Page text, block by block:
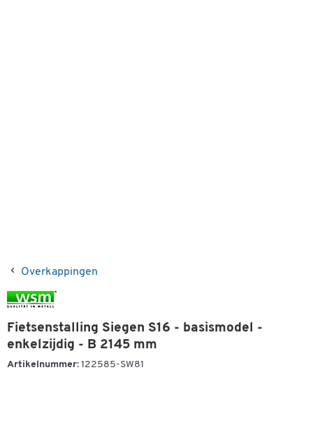
Overkappingen
Fietsenstalling Siegen S16 - basismodel -
enkelzijdig - B 2145 mm
Artikelnummer: 122585-SW81